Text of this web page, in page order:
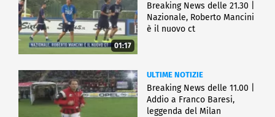
01:17
Breaking News delle 21.30 |
Nazionale, Roberto Mancini
è il nuovo ct
ULTIME NOTIZIE
Breaking News delle 11.00 |
Addio a Franco Baresi,
leggenda del Milan